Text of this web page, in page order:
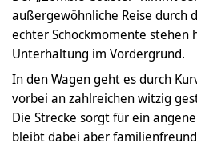
außergewöhnliche Reise durch
echter Schockmomente stehen
Unterhaltung im Vordergrund.
In den Wagen geht es durch
vorbei an zahlreichen witzig
Die Strecke sorgt für ein
bleibt dabei aber